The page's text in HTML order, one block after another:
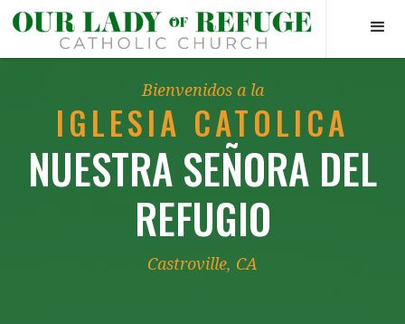
Bienvenidos a la
IGLESIA CATOLICA
NUESTRA SEÑORA DEL
REFUGIO
Castroville, CA